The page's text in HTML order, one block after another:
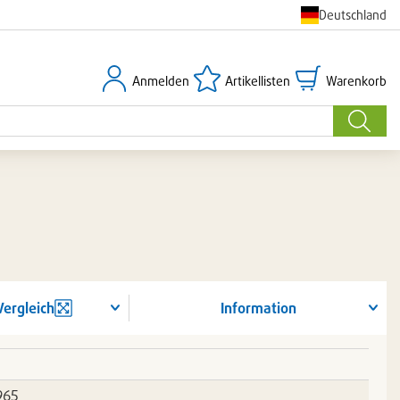
Deutschland
Suche
Anmelden
Anmelden Artikellisten
Artikellisten Warenkorb
Warenkorb
Information